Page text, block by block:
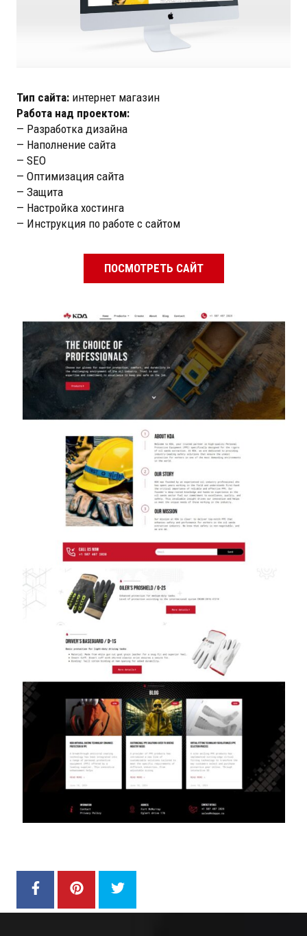
Тип сайта: интернет магазин
Работа над проектом:
— Разработка дизайна
— Наполнение сайта
— SEO
— Оптимизация сайта
— Защита
— Настройка хостинга
— Инструкция по работе с сайтом
ПОСМОТРЕТЬ САЙТ